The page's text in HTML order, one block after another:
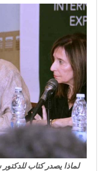
لماذا يصدر كتاب